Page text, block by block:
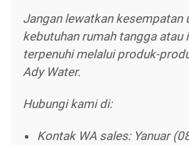
Jangan lewatkan kesempatan
kebutuhan rumah tangga atau
terpenuhi melalui produk-
Ady Water.
Hubungi kami di:
Kontak WA sales: Yanuar